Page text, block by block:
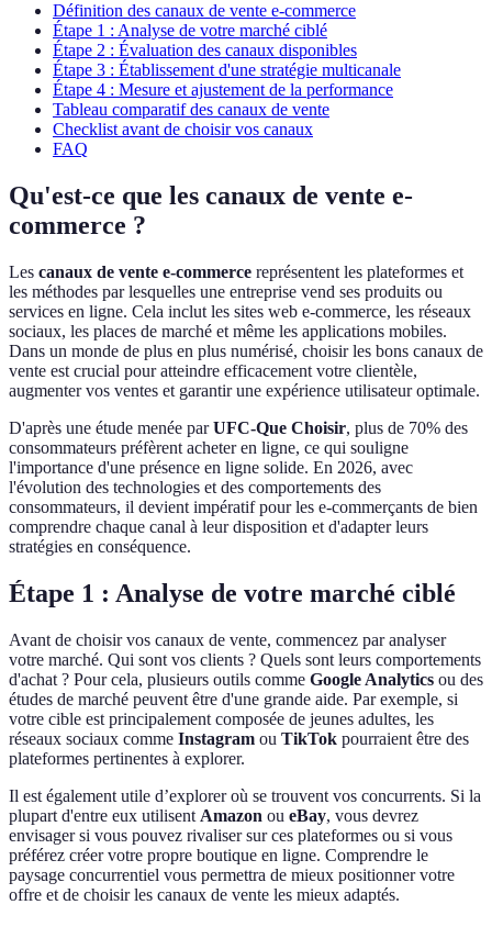
Définition des canaux de vente e-commerce
Étape 1 : Analyse de votre marché ciblé
Étape 2 : Évaluation des canaux disponibles
Étape 3 : Établissement d'une stratégie multicanale
Étape 4 : Mesure et ajustement de la performance
Tableau comparatif des canaux de vente
Checklist avant de choisir vos canaux
FAQ
Qu'est-ce que les canaux de vente e-
commerce ?
Les canaux de vente e-commerce représentent les plateformes et
les méthodes par lesquelles une entreprise vend ses produits ou
services en ligne. Cela inclut les sites web e-commerce, les réseaux
sociaux, les places de marché et même les applications mobiles.
Dans un monde de plus en plus numérisé, choisir les bons canaux de
vente est crucial pour atteindre efficacement votre clientèle,
augmenter vos ventes et garantir une expérience utilisateur optimale.
D'après une étude menée parUFC-Que Choisir, plus de 70% des
consommateurs préfèrent acheter en ligne, ce qui souligne
l'importance d'une présence en ligne solide. En 2026, avec
l'évolution des technologies et des comportements des
consommateurs, il devient impératif pour les e-commerçants de bien
comprendre chaque canal à leur disposition et d'adapter leurs
stratégies en conséquence.
Étape 1 : Analyse de votre marché ciblé
Avant de choisir vos canaux de vente, commencez par analyser
votre marché. Qui sont vos clients ? Quels sont leurs comportements
d'achat ? Pour cela, plusieurs outils comme Google Analytics ou des
études de marché peuvent être d'une grande aide. Par exemple, si
votre cible est principalement composée de jeunes adultes, les
réseaux sociaux comme Instagram ou TikTok pourraient être des
plateformes pertinentes à explorer.
Il est également utile d’explorer où se trouvent vos concurrents. Si la
plupart d'entre eux utilisent Amazon ou eBay, vous devrez
envisager si vous pouvez rivaliser sur ces plateformes ou si vous
préférez créer votre propre boutique en ligne. Comprendre le
paysage concurrentiel vous permettra de mieux positionner votre
offre et de choisir les canaux de vente les mieux adaptés.